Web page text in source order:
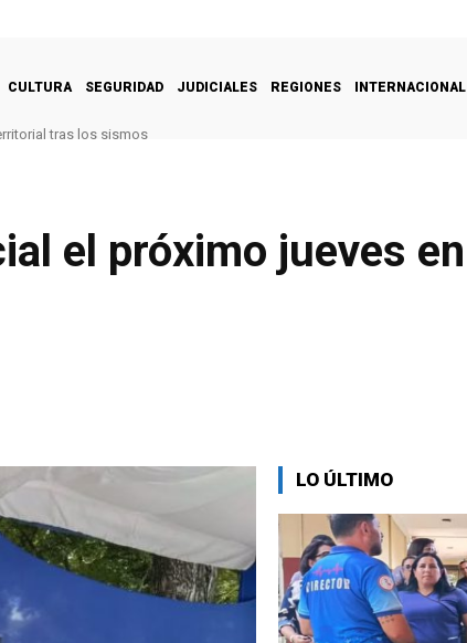
CULTURA SEGURIDAD JUDICIALES REGIONES INTERNACIONAL
tras los sismos
el próximo jueves en
LO ÚLTIMO